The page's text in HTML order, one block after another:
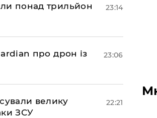
понад трильйон
23:14
про дрон із
23:06
велику
ЗСУ
22:21